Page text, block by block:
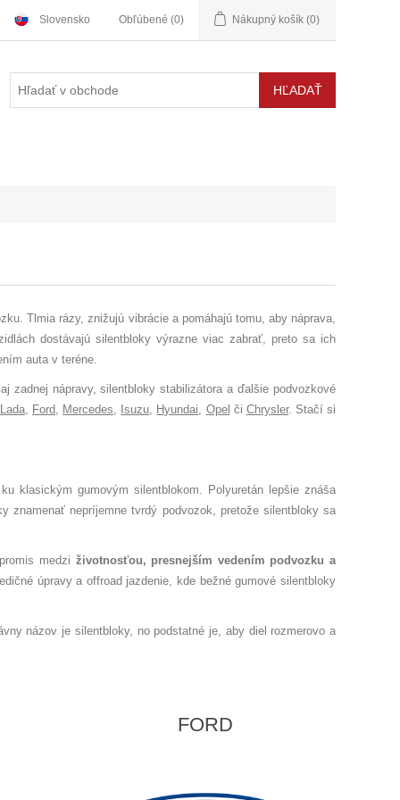
Slovensko Obľúbené (0) Nákupný košík (0)
Tlmia rázy, znižujú vibrácie a pomáhajú tomu, aby náprava,
dostávajú silentbloky výrazne viac zabrať, preto sa ich
auta v teréne.
zadnej nápravy, silentbloky stabilizátora a ďalšie podvozkové
Lada, Ford, Mercedes, Isuzu, Hyundai, Opel či Chrysler. Stačí si
klasickým gumovým silentblokom. Polyuretán lepšie znáša
znamenať nepríjemne tvrdý podvozok, pretože silentbloky sa
medzi životnosťou, presnejším vedením podvozku a
úpravy a offroad jazdenie, kde bežné gumové silentbloky
názov je silentbloky, no podstatné je, aby diel rozmerovo a
FORD